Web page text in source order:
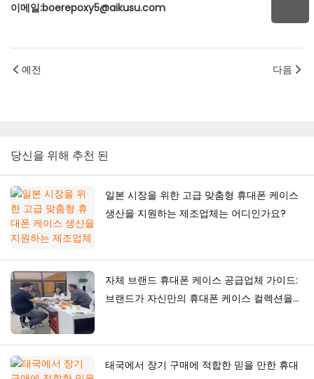
이메일:boerepoxy5@aikusu.com
예전 다음
당신을 위해 추천 된
일본 시장을 위한 고급 맞춤형 휴대폰 케이스
생산을 지원하는 제조업체는 어디인가요?
자체 브랜드 휴대폰 케이스 공급업체 가이드:
브랜드가 자신만의 휴대폰 케이스 컬렉션을
태국에서 장기 구매에 적합한 믿을 만한 휴대